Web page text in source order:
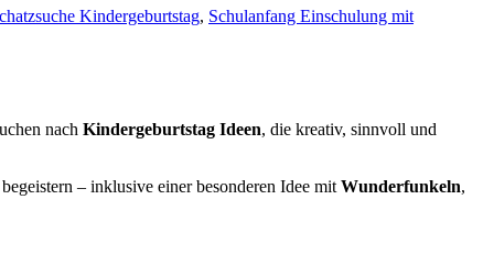
Kindergeburtstag, Schulanfang Einschulung mit
nach Kindergeburtstag Ideen, die kreativ, sinnvoll und
– inklusive einer besonderen Idee mit Wunderfunkeln,